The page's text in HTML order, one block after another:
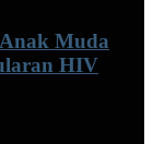
Muda
HIV